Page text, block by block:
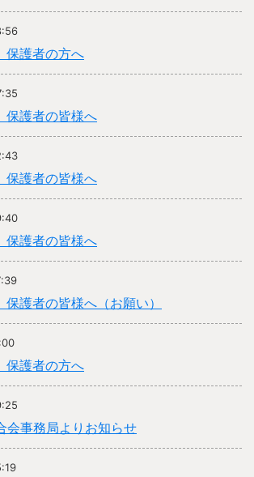
護者の方へ
護者の皆様へ
護者の皆様へ
護者の皆様へ
護者の皆様へ（お願い）
護者の方へ
会事務局よりお知らせ